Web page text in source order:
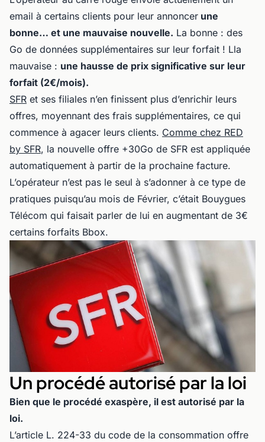
email à certains clients pour leur annoncer une
bonne… et une mauvaise nouvelle. La bonne : des
Go de données supplémentaires sur leur forfait ! Lla
mauvaise : une hausse de prix significative sur leur
forfait (2€/mois).
SFR et ses filiales n’en finissent plus d’enrichir leurs
offres, moyennant des frais supplémentaires, ce qui
commence à agacer leurs clients. Comme chez RED
by SFR, la nouvelle offre +30Go de SFR est appliquée
automatiquement à partir de la prochaine facture.
L’opérateur n’est pas le seul à s’adonner à ce type de
pratiques puisqu’au mois de Février, c’était Bouygues
Télécom qui faisait parler de lui en augmentant de 3€
certains forfaits Bbox.
Un procédé autorisé par la loi
Bien que le procédé exaspère, il est autorisé par la
loi.
L’article L. 224-33 du code de la consommation offre